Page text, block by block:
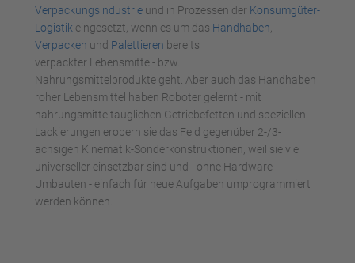
Verpackungsindustrie und in Prozessen der Konsumgüter-
Logistik eingesetzt, wenn es um das Handhaben
Verpacken und Palettieren bereits
verpackter Lebensmittel- bzw.
Nahrungsmittelprodukte geht. Aber auch das Handhaben
roher Lebensmittel haben Roboter gelernt - mit
nahrungsmitteltauglichen Getriebefetten und speziellen
Lackierungen erobern sie das Feld gegenüber 2-/3-
achsigen Kinematik-Sonderkonstruktionen, weil sie viel
universeller einsetzbar sind und - ohne Hardware-
Umbauten - einfach für neue Aufgaben umprogrammiert
werden können.